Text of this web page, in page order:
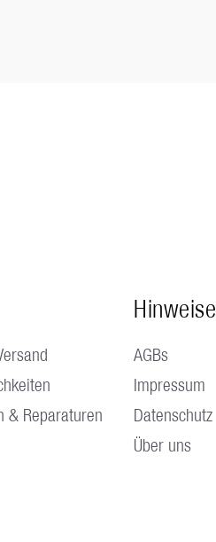
& Reparaturen
Hinweise
AGBs
Impressum
Datenschutz
Über uns